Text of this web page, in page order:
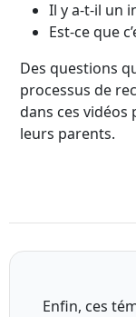
Il y a-t-il un
Est-ce que
Des questions
processus de
dans ces vidéos
leurs parents.
Enfin, ces